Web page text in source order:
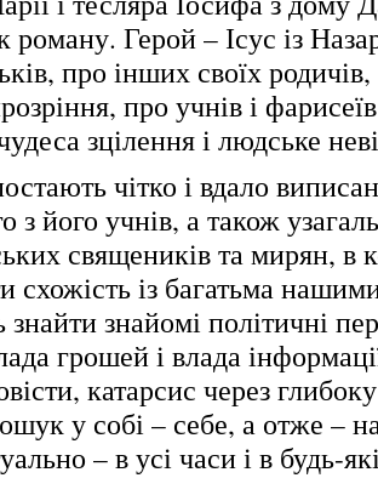
роману. Герой – Ісус із
про інших своїх
про учнів і
зцілення і людське
чітко і вдало
з його учнів, а також
священиків та мирян, в
схожість із багатьма
знайомі політичні
грошей і влада
катарсис через
у собі – себе, а отже –
– в усі часи і в будь-